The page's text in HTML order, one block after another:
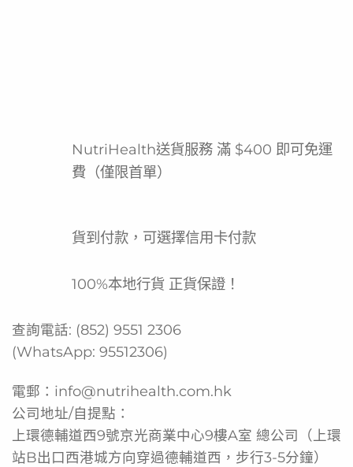
卡路里攝入的同時，也能享受美味時刻。產品符合香港食品
安全標準，是您進行體重管理計劃時的可靠夥伴。
美味朱古力口味
每包獨立包裝，衛生便攜
作為代餐奶昔取代正餐
提供體重管理期間的營養支持
快速補充能量
NutriHealth送貨服務 滿 $400 即可免運
費（僅限首單）
貨到付款，可選擇信用卡付款
100%本地行貨 正貨保證！
查詢電話: (852) 9551 2306
(WhatsApp: 95512306)
電郵： info@nutrihealth.com.hk
公司地址/自提點：
上環德輔道西9號京光商業中心9樓A室 總公司（上環
站B出口西港城方向穿過德輔道西，步行3-5分鐘）